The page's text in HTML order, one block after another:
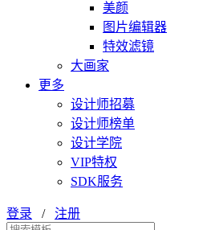
美颜
图片编辑器
特效滤镜
大画家
更多
设计师招募
设计师榜单
设计学院
VIP特权
SDK服务
登录 / 注册